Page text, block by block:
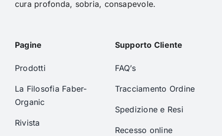
cura profonda, sobria, consapevole.
Pagine
Prodotti
La Filosofia Faber-
Organic
Rivista
Supporto Cliente
FAQ’s
Tracciamento Ordine
Spedizione e Resi
Recesso online